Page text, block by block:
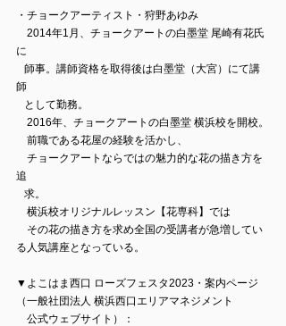
・チョークアーティスト・狩野あゆみ
2014年1月、チョークアートの白墨堂 尾崎有花氏
に
師
   として勤務。
2016年、チョークアートの白墨堂 横浜校を開校。
前職である花屋の経験を活かし、
チョークアートならではの魅力的な花の描き方を
追
   求。
横浜校オリジナルレッスン【花専科】では
その花の描き方を求め全国の受講者が急増してい
る人気講座となっている。
▼よこはま西口 ローズフェスタ2023・案内ページ
（一般社団法人 横浜西口エリアマネジメント
公式ウェブサイト）：